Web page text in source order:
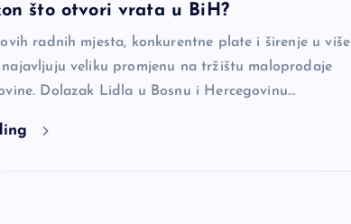
što otvori vrata u BiH?
radnih mjesta, konkurentne plate i širenje u više
veliku promjenu na tržištu maloprodaje
Dolazak Lidla u Bosnu i Hercegovinu…